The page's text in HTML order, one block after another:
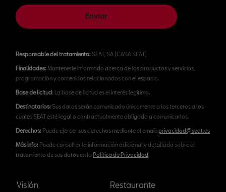
Enviar
Responsable del tratamiento:SEAT, SA (CASA SEAT)
Finalidades:Mantenerle informado acerca de los productos y servicios,
programación y contenidos relacionados con el espacio.
Base de licitud: La base de licitud es el interés legítimo.
Destinatarios:Sus datos serán comunicado únicamente a los terceros a los
cuales SEAT esté legal o contractualmente obligada a comunicarlos.
Derechos: Puede ejercer sus derechos mediante el email: privacidad@seat.es
Más Info: Puede consultar la información adicional y detallada sobre el
tratamiento de sus datos en la Política de Privacidad.
Visión Restaurante